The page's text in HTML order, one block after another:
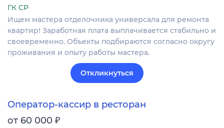
ГК СР
Ищем мастера отделочника универсала для ремонта
квартир! Заработная плата выплачивается стабильно и
своевременно. Объекты подбираются согласно округу
проживания и опыту работы мастера.
Откликнуться
Оператор-кассир в ресторан
от 60 000 ₽